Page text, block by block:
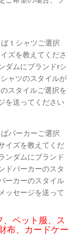
ｔシャツご選択
ズを教えてくださ
ダムにブランドtシ
ャツのスタイルが
スタイルご選択を
を送ってください
パーカーご選択
イズを教えてくだ
ンダムにブランド
ドパーカーのスタ
ーカーのスタイル
ッセージを送って
ペット服、ス
布、カードケー